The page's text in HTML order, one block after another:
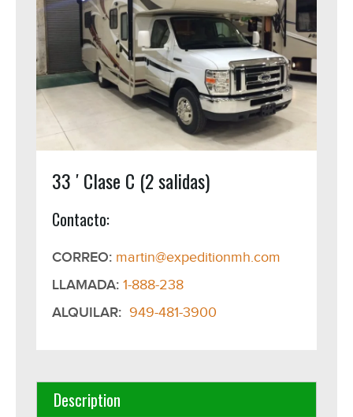
33 ′ Clase C (2 salidas)
Contacto:
CORREO: martin@expeditionmh.com
LLAMADA: 1-888-238
ALQUILAR: 949-481-3900
Description